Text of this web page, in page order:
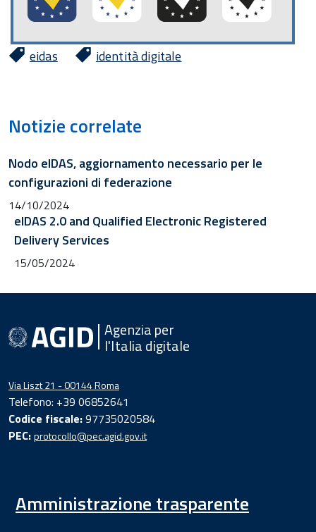
eidas identità digitale
Notizie correlate
Nodo eIDAS, aggiornamento necessario per le
configurazioni di federazione
14/10/2024
eIDAS 2.0 and Qualified Electronic Registered
Delivery Services
15/05/2024
Agenzia per
l'Italia digitale
Via Liszt 21 - 00144 Roma
Telefono: +39 06852641
Codice fiscale:97735020584
PEC:protocollo@pec.agid.gov.it
Amministrazione trasparente